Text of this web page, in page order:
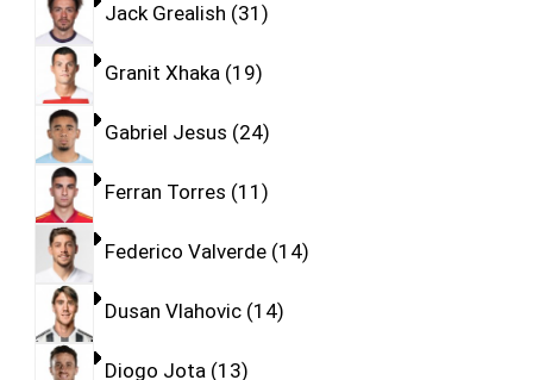
Jack Grealish 31
Granit Xhaka 19
Gabriel Jesus 24
Ferran Torres 11
Federico Valverde 14
Dusan Vlahovic 14
Diogo Jota 13